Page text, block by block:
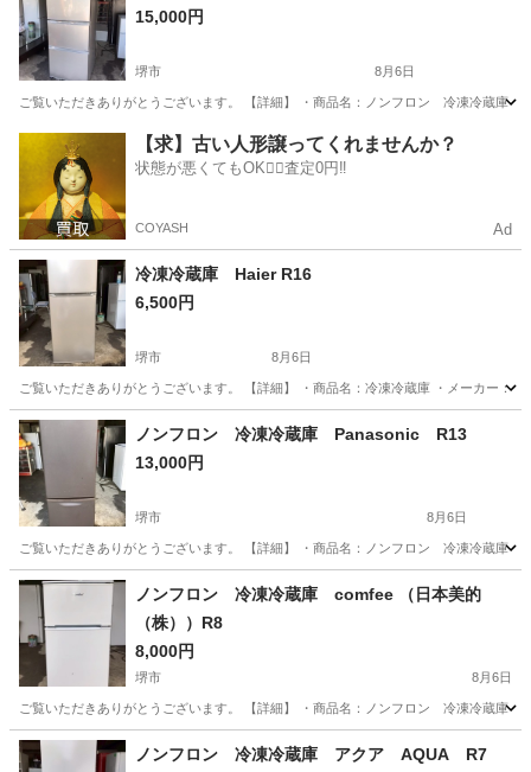
15,000円
堺市 8月6日
ご覧いただきありがとうございます。 【詳細】 ・商品名：ノンフロン 冷凍冷蔵庫
キッチン家電 フロン
【求】古い人形譲ってくれませんか？
状態が悪くてもOK🙆‍♀️査定0円‼️
COYASH Ad
冷凍冷蔵庫 Haier R16
6,500円
堺市 8月6日
ご覧いただきありがとうございます。 【詳細】 ・商品名：冷凍冷蔵庫 ・メーカー：
大阪 堺市 キッチン家電
ノンフロン 冷凍冷蔵庫 Panasonic R13
13,000円
堺市 8月6日
ご覧いただきありがとうございます。 【詳細】 ・商品名：ノンフロン 冷凍冷蔵庫
大阪 堺市 キッチン家電 R13
ノンフロン 冷凍冷蔵庫 comfee （日本美的
（株））R8
8,000円
堺市 8月6日
ご覧いただきありがとうございます。 【詳細】 ・商品名：ノンフロン 冷凍冷蔵庫
大阪 堺市 キッチン家電 フロン
ノンフロン 冷凍冷蔵庫 アクア AQUA R7